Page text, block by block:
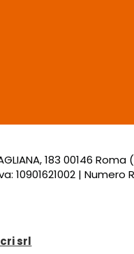
183 00146 Roma
10901621002 | Numero
srl